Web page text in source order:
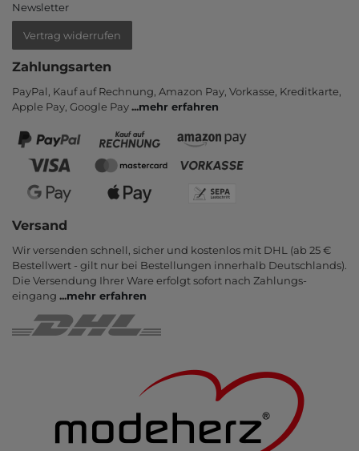
Newsletter
Vertrag widerrufen
Zahlungsarten
PayPal, Kauf auf Rechnung, Amazon Pay, Vor­kasse, Kredit­karte,
Apple Pay, Google Pay...mehr erfahren
Versand
Wir versenden schnell, sicher und kostenlos mit DHL (ab 25 €
Bestell­wert - gilt nur bei Bestel­lungen inner­halb Deutsch­lands).
Die Ver­sendung Ihrer Ware er­folgt sofort nach Zahlungs­
eingang ...mehr erfahren